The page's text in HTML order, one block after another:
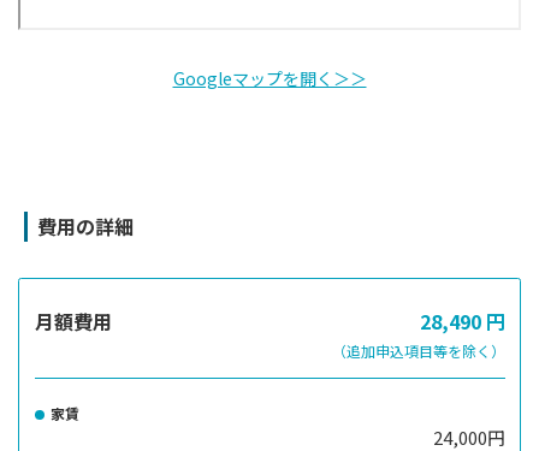
Googleマップを開く＞＞
費用の詳細
月額費用 28,490 円
（追加申込項目等を除く）
家賃
24,000円